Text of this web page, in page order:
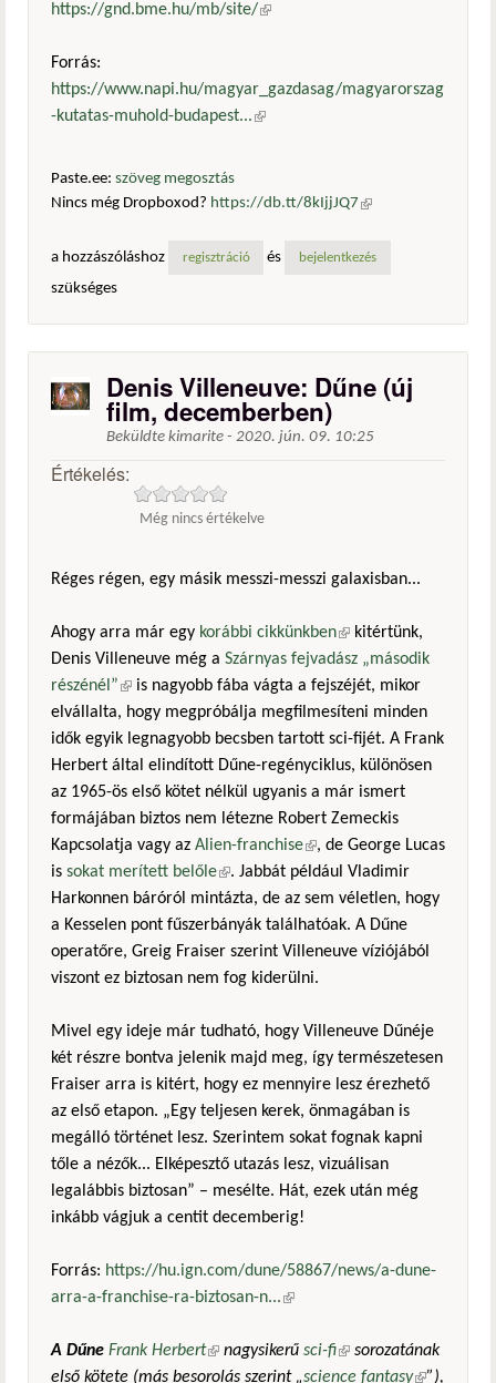
https://gnd.bme.hu/mb/site/(külső hivatkozás)
Forrás:
https://www.napi.hu/magyar_gazdasag/magyarorszag
-kutatas-muhold-budapest...(külső hivatkozás)
Paste.ee: szöveg megosztás
Nincs még Dropboxod? https://db.tt/8kIjjJQ7 (külső
a hozzászóláshoz
regisztráció és bejelentkezés
szükséges
Denis Villeneuve: Dűne (új
film, decemberben)
Beküldte kimarite - 2020. jún. 09. 10:25
Értékelés:
Még nincs értékelve
Réges régen, egy másik messzi-messzi galaxisban...
Ahogy arra már egy korábbi cikkünkben(külső hivatkozás)
kitértünk,
Denis Villeneuve még a Szárnyas fejvadász „második
részénél”(külső hivatkozás)
is nagyobb fába vágta a fejszéjét, mikor
elvállalta, hogy megpróbálja megfilmesíteni minden
idők egyik legnagyobb becsben tartott sci-fijét. A Frank
Herbert által elindított Dűne-regényciklus, különösen
az 1965-ös első kötet nélkül ugyanis a már ismert
formájában biztos nem létezne Robert Zemeckis
Kapcsolatja vagy az Alien-franchise(külső hivatkozás)
, de George Lucas
is sokat merített belőle(külső hivatkozás)
. Jabbát például Vladimir
Harkonnen báróról mintázta, de az sem véletlen, hogy
a Kesselen pont fűszerbányák találhatóak. A Dűne
operatőre, Greig Fraiser szerint Villeneuve víziójából
viszont ez biztosan nem fog kiderülni.
Mivel egy ideje már tudható, hogy Villeneuve Dűnéje
két részre bontva jelenik majd meg, így természetesen
Fraiser arra is kitért, hogy ez mennyire lesz érezhető
az első etapon. „Egy teljesen kerek, önmagában is
megálló történet lesz. Szerintem sokat fognak kapni
tőle a nézők... Elképesztő utazás lesz, vizuálisan
legalábbis biztosan” – mesélte. Hát, ezek után még
inkább vágjuk a centit decemberig!
Forrás: https://hu.ign.com/dune/58867/news/a-dune-
arra-a-franchise-ra-biztosan-n...(külső hivatkozás)
A Dűne Frank Herbert(külső hivatkozás)
nagysikerű sci-fi(külső hivatkozás)
sorozatának
első kötete (más besorolás szerint „science fantasy(külső
”),